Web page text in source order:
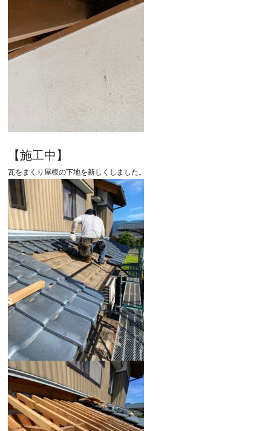
【施工中】
瓦をまくり屋根の下地を新しくしました。